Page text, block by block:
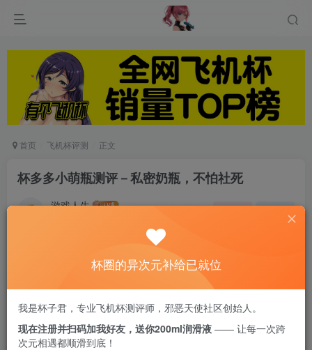
首页 飞机杯评测 正文
杯多多小萌瓶测评－私密奶瓶，不怕社死
游戏人生
大家好，这里是新人测评师诗晓露。
今天给大家带来的是杯多多最新的第二款产品，。
杯圈的异次元补给已就位
我是杯子君，专业飞机杯测评师，邪恶天使社区创始人。
现在注册并扫码加我好友，送你200ml润滑液 —— 让每一次跨
次元相遇都顺滑到底！